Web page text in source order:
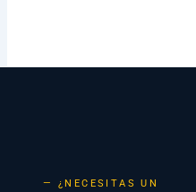
— ¿NECESITAS UN